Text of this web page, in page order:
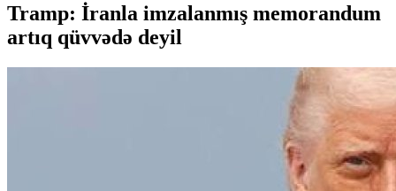
Tramp: İranla imzalanmış memorandum
artıq qüvvədə deyil